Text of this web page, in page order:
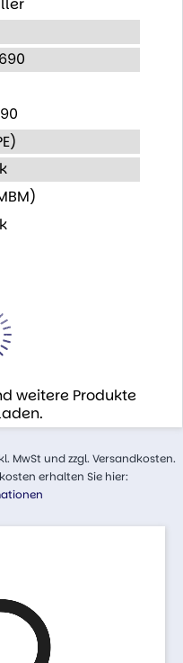
weitere Produkte
MwSt und zzgl. Versandkosten.
erhalten Sie hier: